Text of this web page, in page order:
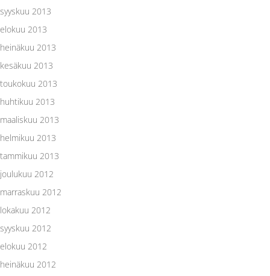
syyskuu 2013
elokuu 2013
heinäkuu 2013
kesäkuu 2013
toukokuu 2013
huhtikuu 2013
maaliskuu 2013
helmikuu 2013
tammikuu 2013
joulukuu 2012
marraskuu 2012
lokakuu 2012
syyskuu 2012
elokuu 2012
heinäkuu 2012